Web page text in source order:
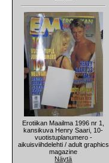
Erotiikan Maailma 1996 nr 1,
kansikuva Henry Saari, 10-
vuotistuplanumero -
aikuisviihdelehti / adult graphics
magazine
Näytä